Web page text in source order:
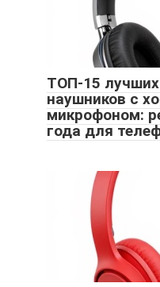
ТОП-15
наушников с
микрофоном:
года для